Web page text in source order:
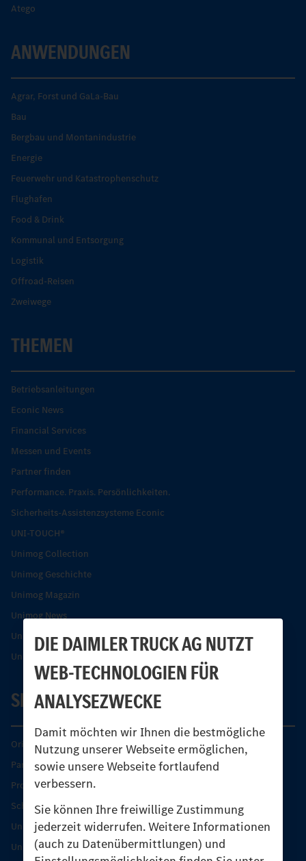
DIE DAIMLER TRUCK AG NUTZT
WEB-TECHNOLOGIEN FÜR
ANALYSEZWECKE
Damit möchten wir Ihnen die bestmögliche
Nutzung unserer Webseite ermöglichen,
sowie unsere Webseite fortlaufend
verbessern.
Sie können Ihre freiwillige Zustimmung
jederzeit widerrufen. Weitere Informationen
(auch zu Datenübermittlungen) und
Atego
ANWENDUNGEN
Agrar, Forst und GaLa-Bau
Bau
Bergbau und Montanindustrie
Energie
Feuerwehr und Katastrophenschutz
Flughafen
Food & Drink
Kommunal und Entsorgung
Logistik
Offroad-Reisen
Zweiwege
THEMEN
Betriebsanleitungen
Econic News
Financial Services
Messen und Events
Partner finden
Performance. Praxis. Persönlichkeiten.
Sicherheits-Assistenzsysteme Econic
UNI-TOUCH®
Unimog Collection
Unimog Geschichte
Unimog Magazin
Unimog News
Unimog Partner-Portal
Unimog Sicherheit
SERVICE
Original-Teile
Partner finden
Produkt-Highlights
Schutz und Werterhalt
Unimog Serviceangebot
Unimog Servicetage